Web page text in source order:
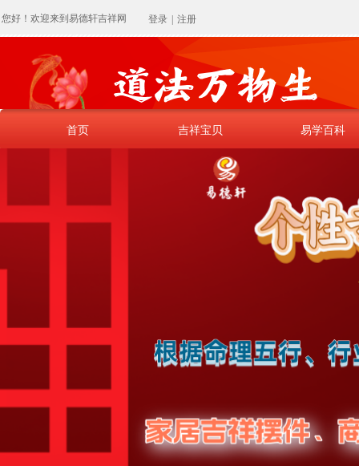
您好！欢迎来到易德轩吉祥网 登录 注册
首页 吉祥宝贝 易学百科